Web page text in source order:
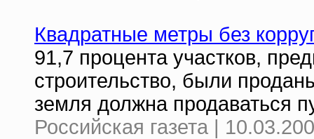
Квадратные метры без
91,7 процента участков,
строительство, были
земля должна продаваться
Российская газета |